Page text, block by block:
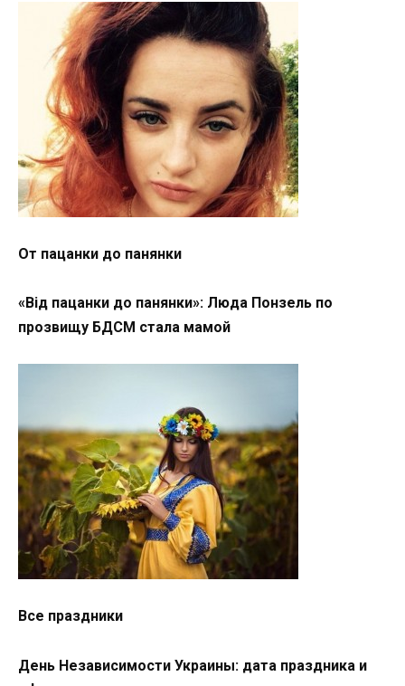
От пацанки до панянки
«Від пацанки до панянки»: Люда Понзель по
прозвищу БДСМ стала мамой
Все праздники
День Независимости Украины: дата праздника и